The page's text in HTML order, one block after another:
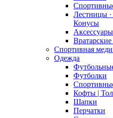
Лестницы
Конусы
Спортивная
Одежда
Футболки
Кофты |
Шапки
Перчатки